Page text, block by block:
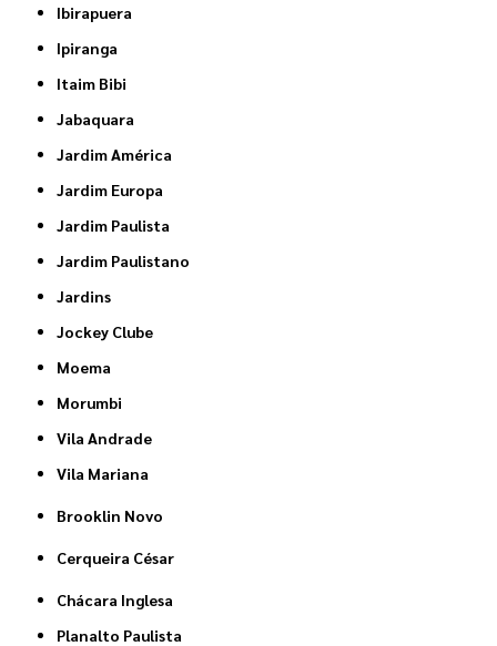
Ibirapuera
Ipiranga
Itaim Bibi
Jabaquara
Jardim América
Jardim Europa
Jardim Paulista
Jardim Paulistano
Jardins
Jockey Clube
Moema
Morumbi
Vila Andrade
Vila Mariana
Brooklin Novo
Cerqueira César
Chácara Inglesa
Planalto Paulista